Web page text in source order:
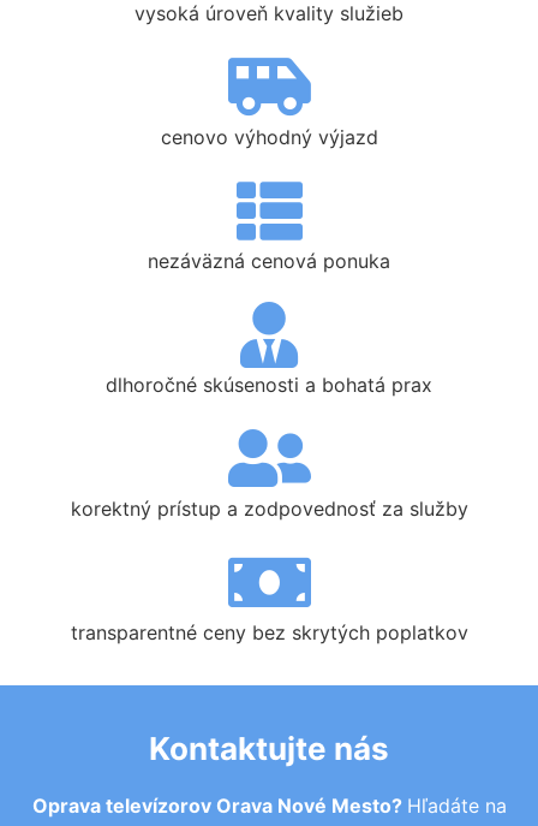
vysoká úroveň kvality služieb
cenovo výhodný výjazd
nezáväzná cenová ponuka
dlhoročné skúsenosti a bohatá prax
korektný prístup a zodpovednosť za služby
transparentné ceny bez skrytých poplatkov
Kontaktujte nás
Oprava televízorov Orava Nové Mesto? Hľadáte na